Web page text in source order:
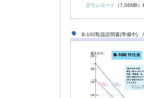
ダウンロード （7.06MB
B-100取扱説明書(準備中